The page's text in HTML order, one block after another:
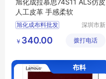
旭化成拉慕思74S11 ALS仿皮
人工皮革 手感柔软
旭化成布料批发
LAMOUS布料批发
ALS74S11布料
深圳市新
链有限公
￥ 340.00 拨打电话